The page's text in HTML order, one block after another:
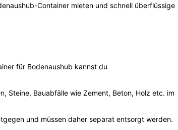
Container mieten und schnell überflüssige
für Bodenaushub kannst du
Steine, Bauabfälle wie Zement, Beton, Holz etc. im
und müssen daher separat entsorgt werden.